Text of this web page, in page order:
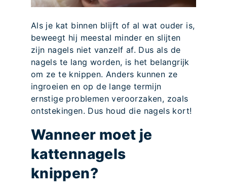
Als je kat binnen blijft of al wat ouder is,
beweegt hij meestal minder en slijten
zijn nagels niet vanzelf af. Dus als de
nagels te lang worden, is het belangrijk
om ze te knippen. Anders kunnen ze
ingroeien en op de lange termijn
ernstige problemen veroorzaken, zoals
ontstekingen. Dus houd die nagels kort!
Wanneer moet je
kattennagels
knippen?